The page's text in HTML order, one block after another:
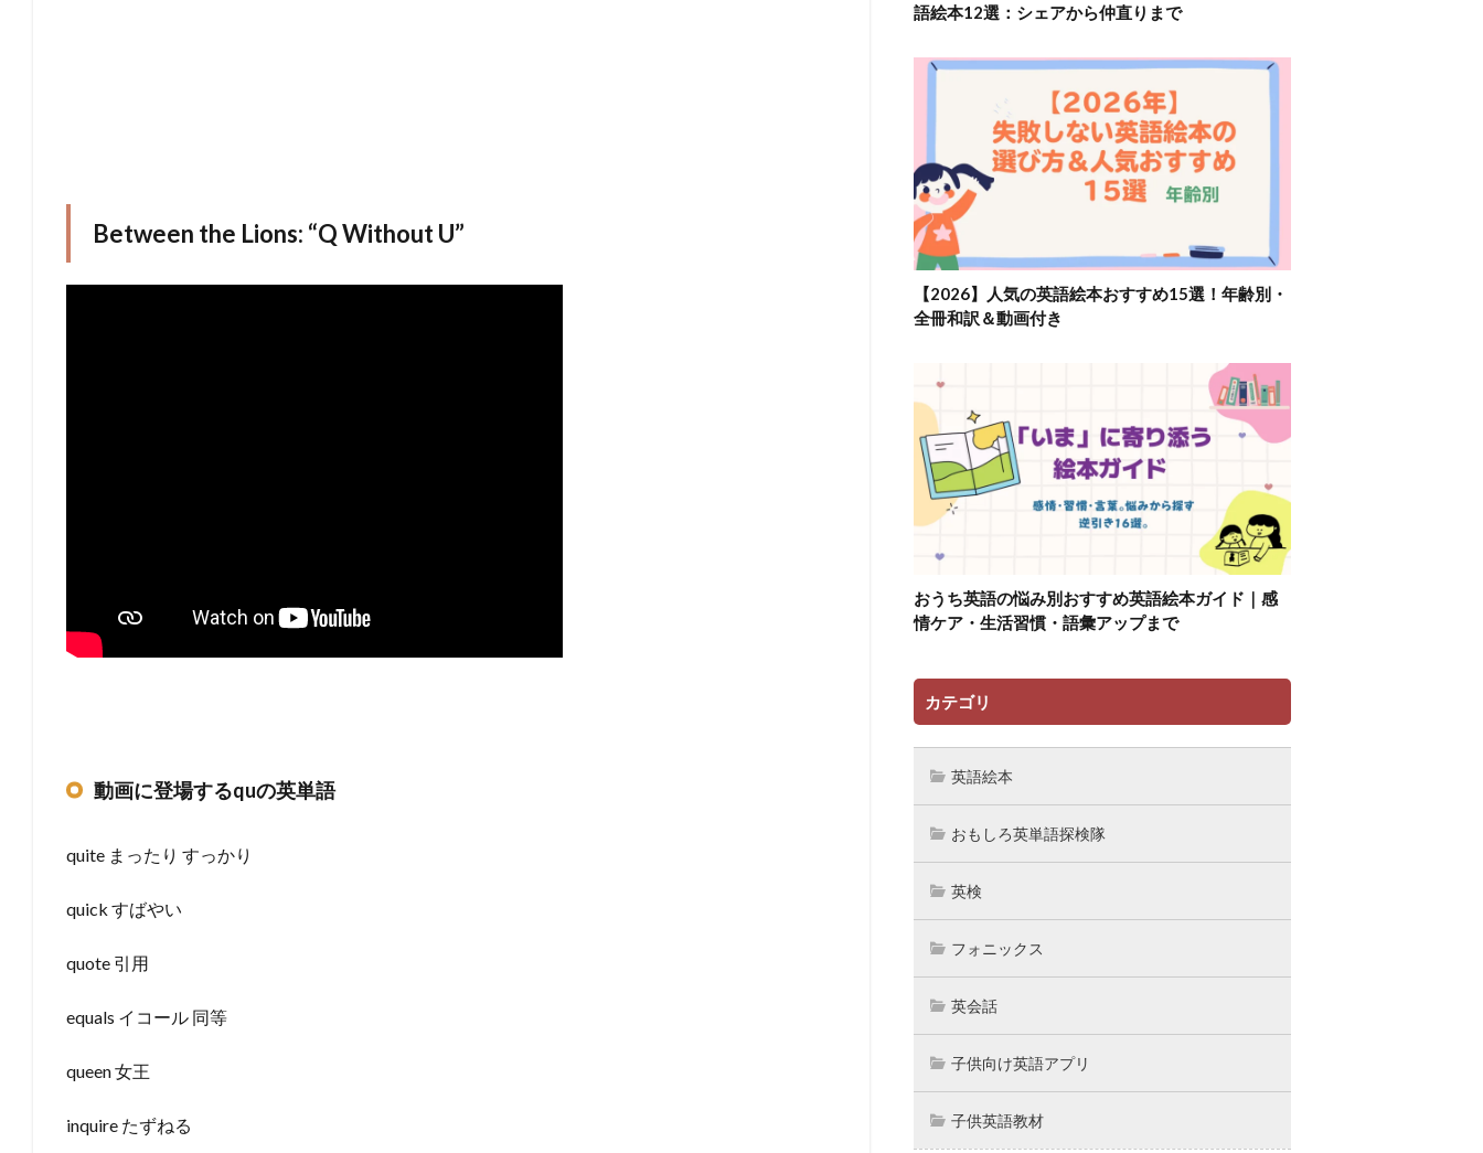
Between the Lions: “Q Without U”
動画に登場するquの英単語
quite まったり すっかり
quick すばやい
quote 引用
equals イコール 同等
queen 女王
inquire たずねる
語絵本12選：シェアから仲直りまで
【2026】人気の英語絵本おすすめ15選！年齢別・
全冊和訳＆動画付き
おうち英語の悩み別おすすめ英語絵本ガイド｜感
情ケア・生活習慣・語彙アップまで
カテゴリ
英語絵本
おもしろ英単語探検隊
英検
フォニックス
英会話
子供向け英語アプリ
子供英語教材